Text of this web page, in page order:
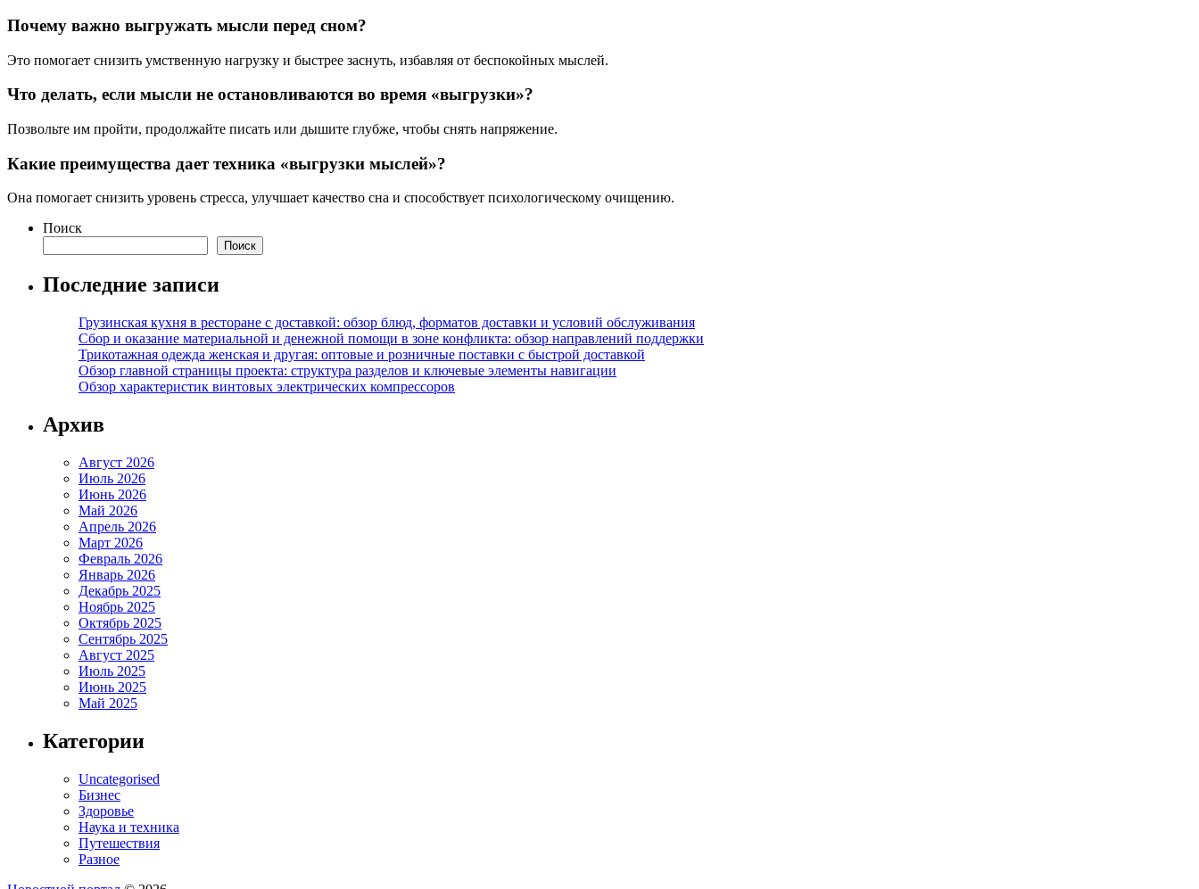
Почему важно выгружать мысли перед сном?
Это помогает снизить умственную нагрузку и быстрее заснуть, избавляя от беспокойных мыслей.
Что делать, если мысли не остановливаются во время «выгрузки»?
Позвольте им пройти, продолжайте писать или дышите глубже, чтобы снять напряжение.
Какие преимущества дает техника «выгрузки мыслей»?
Она помогает снизить уровень стресса, улучшает качество сна и способствует психологическому очищению.
Поиск
Поиск
Последние записи
Грузинская кухня в ресторане с доставкой: обзор блюд, форматов доставки и условий обслуживания
Сбор и оказание материальной и денежной помощи в зоне конфликта: обзор направлений поддержки
Трикотажная одежда женская и другая: оптовые и розничные поставки с быстрой доставкой
Обзор главной страницы проекта: структура разделов и ключевые элементы навигации
Обзор характеристик винтовых электрических компрессоров
Архив
Август 2026
Июль 2026
Июнь 2026
Май 2026
Апрель 2026
Март 2026
Февраль 2026
Январь 2026
Декабрь 2025
Ноябрь 2025
Октябрь 2025
Сентябрь 2025
Август 2025
Июль 2025
Июнь 2025
Май 2025
Категории
Uncategorised
Бизнес
Здоровье
Наука и техника
Путешествия
Разное